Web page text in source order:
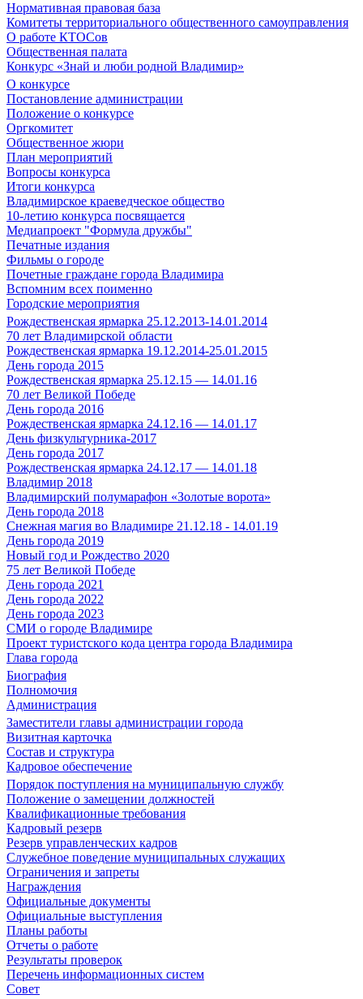
Нормативная правовая база
Комитеты территориального общественного самоуправления
О работе КТОСов
Общественная палата
Конкурс «Знай и люби родной Владимир»
О конкурсе
Постановление администрации
Положение о конкурсе
Оргкомитет
Общественное жюри
План мероприятий
Вопросы конкурса
Итоги конкурса
Владимирское краеведческое общество
10-летию конкурса посвящается
Медиапроект "Формула дружбы"
Печатные издания
Фильмы о городе
Почетные граждане города Владимира
Вспомним всех поименно
Городские мероприятия
Рождественская ярмарка 25.12.2013-14.01.2014
70 лет Владимирской области
Рождественская ярмарка 19.12.2014-25.01.2015
День города 2015
Рождественская ярмарка 25.12.15 — 14.01.16
70 лет Великой Победе
День города 2016
Рождественская ярмарка 24.12.16 — 14.01.17
День физкультурника-2017
День города 2017
Рождественская ярмарка 24.12.17 — 14.01.18
Владимир 2018
Владимирский полумарафон «Золотые ворота»
День города 2018
Снежная магия во Владимире 21.12.18 - 14.01.19
День города 2019
Новый год и Рождество 2020
75 лет Великой Победе
День города 2021
День города 2022
День города 2023
СМИ о городе Владимире
Проект туристского кода центра города Владимира
Глава города
Биография
Полномочия
Администрация
Заместители главы администрации города
Визитная карточка
Состав и структура
Кадровое обеспечение
Порядок поступления на муниципальную службу
Положение о замещении должностей
Квалификационные требования
Кадровый резерв
Резерв управленческих кадров
Служебное поведение муниципальных служащих
Ограничения и запреты
Награждения
Официальные документы
Официальные выступления
Планы работы
Отчеты о работе
Результаты проверок
Перечень информационных систем
Совет